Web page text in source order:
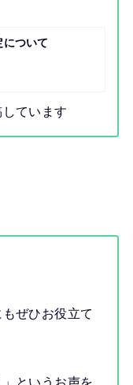
ついて
ています
ぜひお役立て
というお声を